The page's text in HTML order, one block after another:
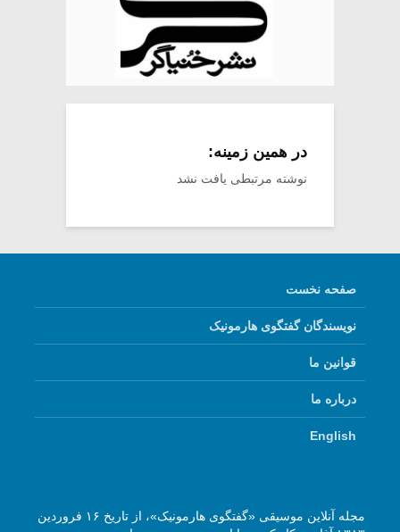
در همین زمینه:
نوشته مرتبطی یافت نشد
صفحه نخست
نویسندگان گفتگوی هارمونیک
قوانین ما
درباره ما
English
مجله آنلاین موسیقی «گفتگوی هارمونیک»، از تاریخ ۱۶ فروردین